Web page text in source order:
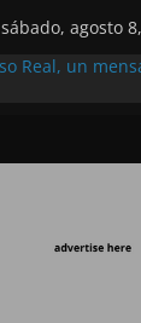
sábado, agosto
Real, un
al servicio de